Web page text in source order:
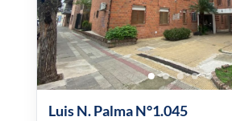
Luis N. Palma N°1.045